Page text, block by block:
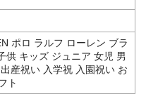
ポロ ラルフ ローレン ブラ
供 キッズ ジュニア 女児 男
産祝い 入学祝 入園祝い お
ト